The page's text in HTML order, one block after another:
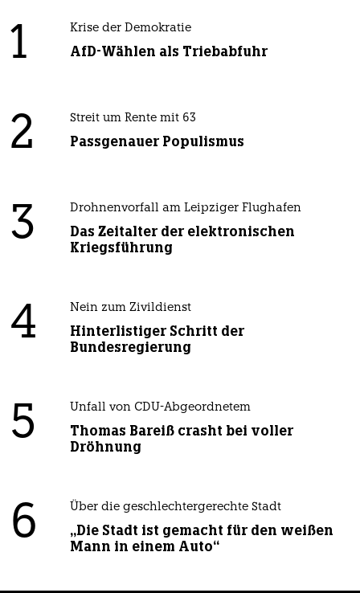
1 Krise der Demokratie
AfD-Wählen als Triebabfuhr
2 Streit um Rente mit 63
Passgenauer Populismus
3 Drohnenvorfall am Leipziger Flughafen
Das Zeitalter der elektronischen
Kriegsführung
4 Nein zum Zivildienst
Hinterlistiger Schritt der
Bundesregierung
5 Unfall von CDU-Abgeordnetem
Thomas Bareiß crasht bei voller
Dröhnung
6 Über die geschlechtergerechte Stadt
„Die Stadt ist gemacht für den weißen
Mann in einem Auto“